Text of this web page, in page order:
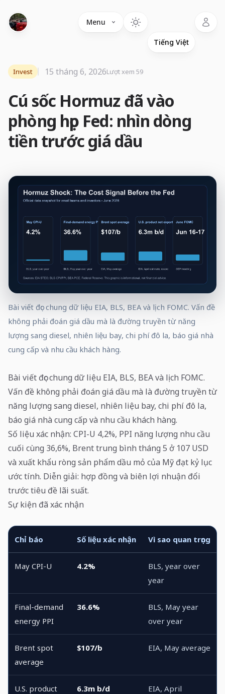
Menu
Cú sốc Hormuz đã vào
phòng họp Fed: nhìn dòng
tiền trước giá dầu
Invest 15 tháng 6, 2026Lượt xem 59
Bài viết đọc chung dữ liệu EIA, BLS, BEA và lịch FOMC. Vấn đề
không phải đoán giá dầu mà là đường truyền từ năng
lượng sang diesel, nhiên liệu bay, chi phí đô la, báo giá nhà
cung cấp và nhu cầu khách hàng.
Bài viết đọc chung dữ liệu EIA, BLS, BEA và lịch FOMC.
Vấn đề không phải đoán giá dầu mà là đường truyền từ
năng lượng sang diesel, nhiên liệu bay, chi phí đô la,
báo giá nhà cung cấp và nhu cầu khách hàng.
Số liệu xác nhận: CPI-U 4,2%, PPI năng lượng nhu cầu
cuối cùng 36,6%, Brent trung bình tháng 5 ở 107 USD
và xuất khẩu ròng sản phẩm dầu mỏ của Mỹ đạt kỷ lục
ước tính. Diễn giải: hợp đồng và biên lợi nhuận đổi
trước tiêu đề lãi suất.
Sự kiện đã xác nhận
Chỉ báo Số liệu xác nhận Vì sao quan trọng
May CPI-U 4.2%
BLS, year over
year
Final-demand
energy PPI
36.6%
BLS, May year
over year
Brent spot
average
$107/b EIA, May average
U.S. product
6.3m b/d
EIA, April